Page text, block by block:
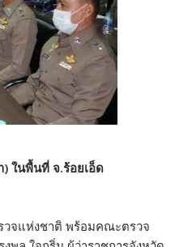
ในพื้นที่ จ.ร้อยเอ็ด
วจแห่งชาติ พร้อมคณะตรวจ